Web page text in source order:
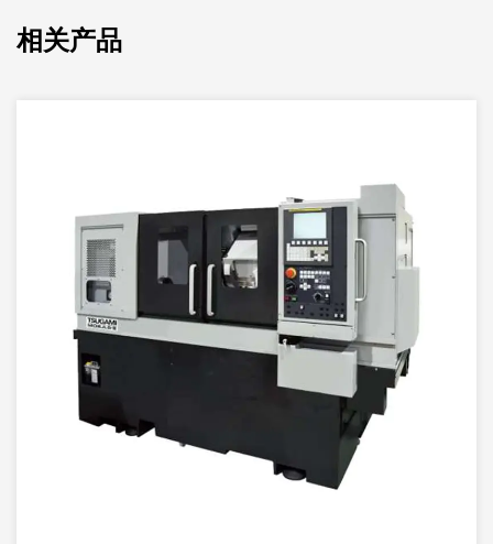
相关产品